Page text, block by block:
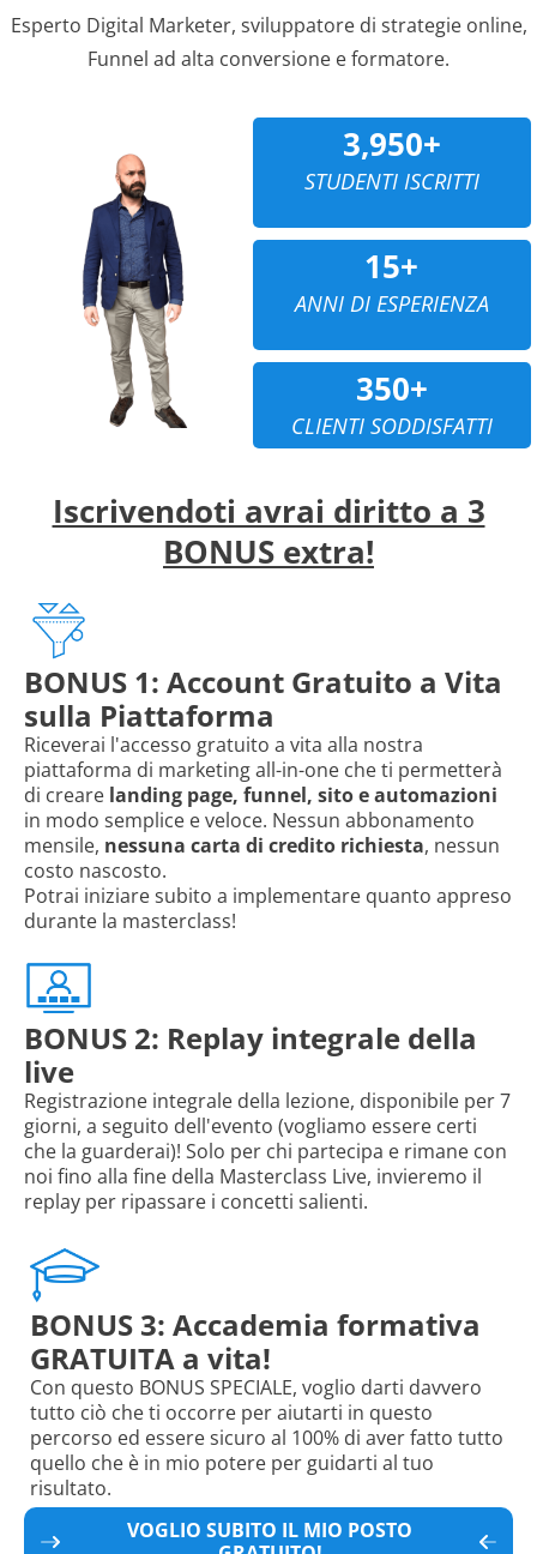
Esperto Digital Marketer, sviluppatore di strategie online,
Funnel ad alta conversione e formatore.
3,950+
STUDENTI ISCRITTI
15+
ANNI DI ESPERIENZA
350+
CLIENTI SODDISFATTI
Iscrivendoti avrai diritto a 3
BONUS extra!
BONUS 1: Account Gratuito a Vita
sulla Piattaforma
Riceverai l'accesso gratuito a vita alla nostra
piattaforma di marketing all-in-one che ti permetterà
di creare landing page, funnel, sito e automazioni
in modo semplice e veloce. Nessun abbonamento
mensile, nessuna carta di credito richiesta, nessun
costo nascosto.
Potrai iniziare subito a implementare quanto appreso
durante la masterclass!
BONUS 2: Replay integrale della
live
Registrazione integrale della lezione, disponibile per 7
giorni, a seguito dell'evento (vogliamo essere certi
che la guarderai)! Solo per chi partecipa e rimane con
noi fino alla fine della Masterclass Live, invieremo il
replay per ripassare i concetti salienti.
BONUS 3: Accademia formativa
GRATUITA a vita!
Con questo BONUS SPECIALE, voglio darti davvero
tutto ciò che ti occorre per aiutarti in questo
percorso ed essere sicuro al 100% di aver fatto tutto
quello che è in mio potere per guidarti al tuo
risultato.
VOGLIO SUBITO IL MIO POSTO